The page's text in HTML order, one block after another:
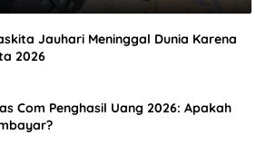
Jauhari Meninggal Dunia Karena
2026
Com Penghasil Uang 2026: Apakah